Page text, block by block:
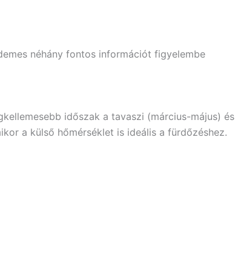
néhány fontos információt figyelembe
időszak a tavaszi (március-május) és
a külső hőmérséklet is ideális a fürdőzéshez.